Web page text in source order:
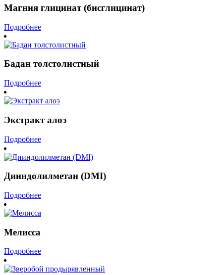
Магния глицинат (бисглицинат)
Подробнее
Бадан толстолистный
Подробнее
Экстракт алоэ
Подробнее
Дииндолилметан (DMI)
Подробнее
Мелисса
Подробнее